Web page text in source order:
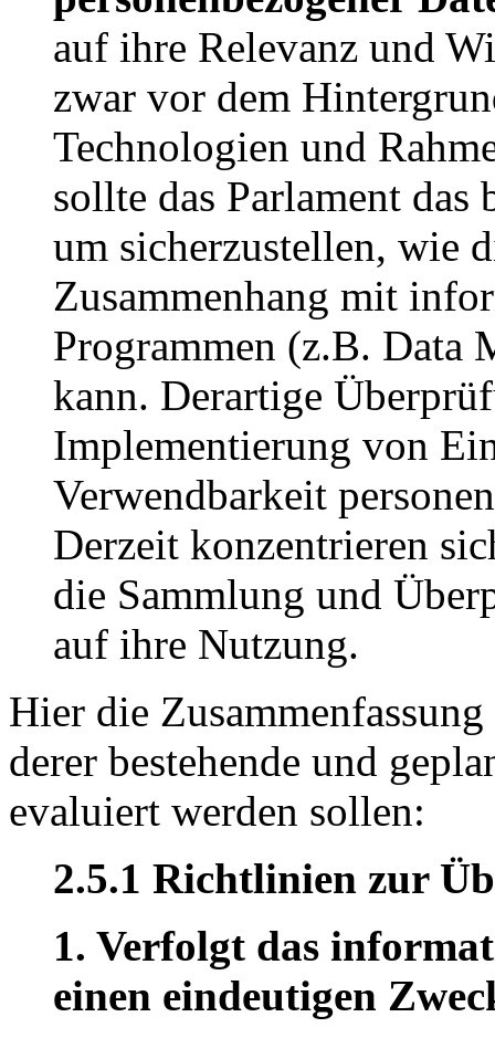
auf ihre Relevanz und
zwar vor dem
Technologien und
sollte das Parlament das
um sicherzustellen, wie
Zusammenhang mit
Programmen (z.B. Data
kann. Derartige
Implementierung von
Verwendbarkeit
Derzeit konzentrieren
die Sammlung und
auf ihre Nutzung.
Hier die
derer bestehende und
evaluiert werden sollen:
2.5.1 Richtlinien zur
1. Verfolgt das
einen eindeutigen